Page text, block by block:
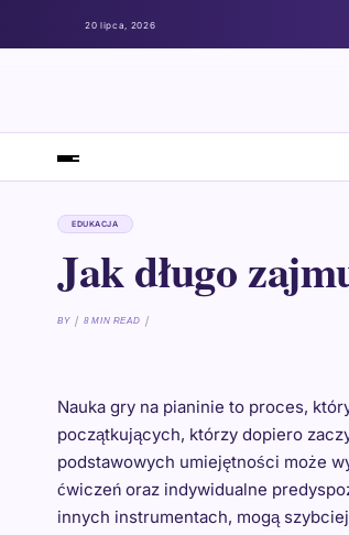
20 lipca, 2026
EDUKACJA
Jak długo
BY 8 MIN READ
Nauka gry na pianinie to proces,
początkujących, którzy dopiero
podstawowych umiejętności może
ćwiczeń oraz indywidualne
innych instrumentach, mogą